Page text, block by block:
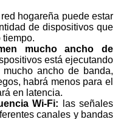
red hogareña puede estar
de dispositivos que
tiempo.
mucho ancho de
está ejecutando
ancho de banda,
habrá menos para el
en latencia.
Wi-Fi: las señales
canales y bandas